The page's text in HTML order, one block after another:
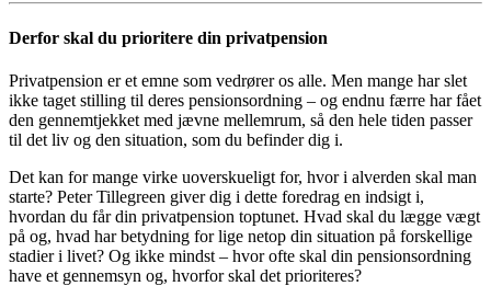
Derfor skal du prioritere din privatpension
Privatpension er et emne som vedrører os alle. Men mange har slet
ikke taget stilling til deres pensionsordning – og endnu færre har fået
den gennemtjekket med jævne mellemrum, så den hele tiden passer
til det liv og den situation, som du befinder dig i.
Det kan for mange virke uoverskueligt for, hvor i alverden skal man
starte? Peter Tillegreen giver dig i dette foredrag en indsigt i,
hvordan du får din privatpension toptunet. Hvad skal du lægge vægt
på og, hvad har betydning for lige netop din situation på forskellige
stadier i livet? Og ikke mindst – hvor ofte skal din pensionsordning
have et gennemsyn og, hvorfor skal det prioriteres?